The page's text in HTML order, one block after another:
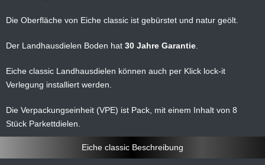
Die Oberfläche von Eiche classic ist gebürstet und natur geölt.
Der Landhausdielen Boden hat 30 Jahre Garantie
Eiche classic Landhausdielen können auch per Klick lock-it
Verlegung installiert werden.
Die Verpackungseinheit (VPE) ist Pack, mit einem Inhalt von 8
Stück Parkettdielen.
Eiche classic Beschreibung